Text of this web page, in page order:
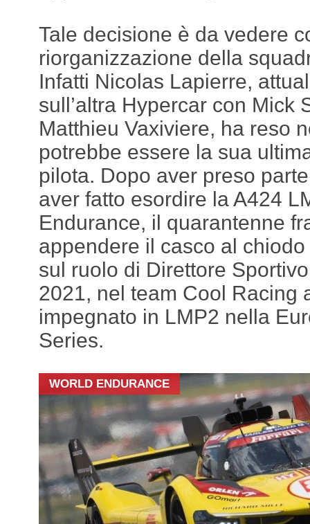
Tale decisione è da vedere
riorganizzazione della
Infatti Nicolas Lapierre,
sull’altra Hypercar con Mick
Matthieu Vaxiviere, ha reso
potrebbe essere la sua
pilota. Dopo aver preso
aver fatto esordire la A424
Endurance, il quarantenne
appendere il casco al
sul ruolo di Direttore
2021, nel team Cool Racing
impegnato in LMP2 nella
Series.
WORLD ENDURANCE